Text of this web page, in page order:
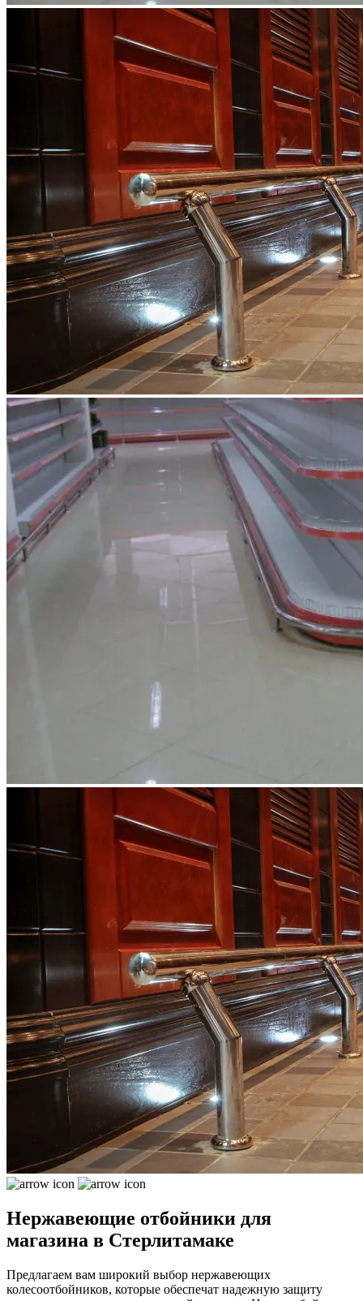
Нержавеющие отбойники для
магазина в Стерлитамаке
Предлагаем вам широкий выбор нержавеющих
колесоотбойников, которые обеспечат надежную защиту